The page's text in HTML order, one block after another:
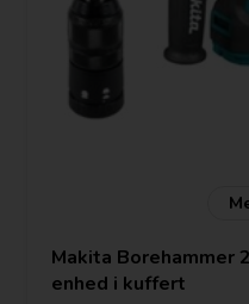
Makita Borehammer
enhed i kuffert